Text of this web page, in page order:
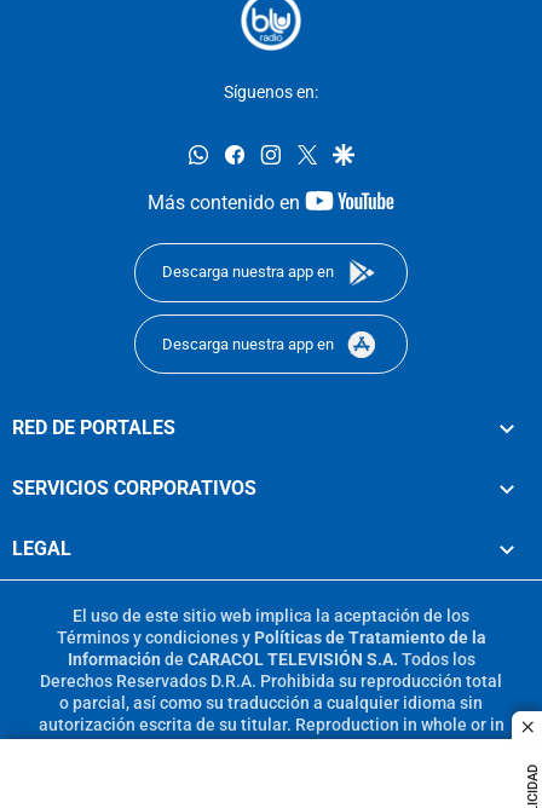
Síguenos en:
whatsappfacebookinstagram
twittergoogle
Más contenido en
youtube-
Descarga nuestra app en
Descarga nuestra app en
RED DE PORTALES
SERVICIOS CORPORATIVOS
LEGAL
El uso de este sitio web implica la aceptación de los
Términos y condicionesy Políticas de Tratamiento de la
Información de CARACOL TELEVISIÓN S.A. Todos los
Derechos Reservados D.R.A. Prohibida su reproducción total
o parcial, así como su traducción a cualquier idioma sin
autorización escrita de su titular. Reproduction in whole or in